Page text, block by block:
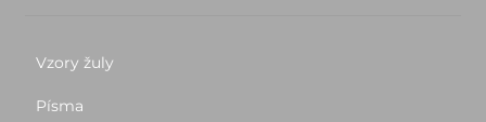
Vzory žuly
Písma